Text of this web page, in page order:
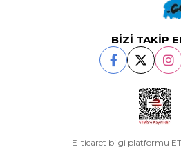
BİZİ TAKİP
E-ticaret bilgi platformu